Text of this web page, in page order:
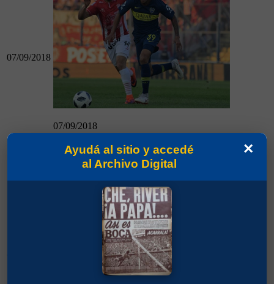
07/09/2018
07/09/2018
Boca 3 - Colón (Sta. Fe) 1
×
Ayudá al sitio y accedé
al Archivo Digital